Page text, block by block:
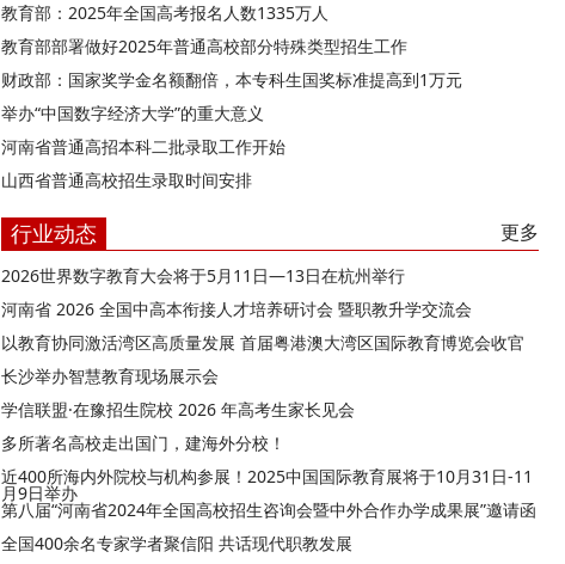
教育部：2025年全国高考报名人数1335万人
教育部部署做好2025年普通高校部分特殊类型招生工作
财政部：国家奖学金名额翻倍，本专科生国奖标准提高到1万元
举办“中国数字经济大学”的重大意义
河南省普通高招本科二批录取工作开始
山西省普通高校招生录取时间安排
行业动态 更多
2026世界数字教育大会将于5月11日—13日在杭州举行
河南省 2026 全国中高本衔接人才培养研讨会 暨职教升学交流会
以教育协同激活湾区高质量发展 首届粤港澳大湾区国际教育博览会收官
长沙举办智慧教育现场展示会
学信联盟·在豫招生院校 2026 年高考生家长见会
多所著名高校走出国门，建海外分校！
近400所海内外院校与机构参展！2025中国国际教育展将于10月31日-11
月9日举办
第八届“河南省2024年全国高校招生咨询会暨中外合作办学成果展”邀请函
全国400余名专家学者聚信阳 共话现代职教发展